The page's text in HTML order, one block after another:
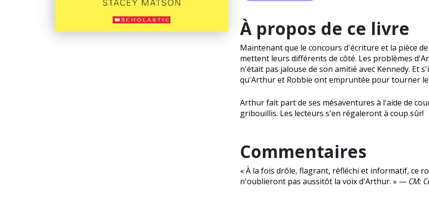
À propos de ce livre
Maintenant que le concours d'écriture et la pièce
mettent leurs différents de côté. Les problèmes
n'était pas jalouse de son amitié avec Kennedy. Et
qu'Arthur et Robbie ont empruntée pour tourner
Arthur fait part de ses mésaventures à l'aide de
gribouillis. Les lecteurs s'en régaleront à coup sûr!
Commentaires
« À la fois drôle, flagrant, réfléchi et informatif, ce
n'oublieront pas aussitôt la voix d'Arthur. » — CM: